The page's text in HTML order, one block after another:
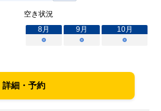
空き状況
8月 9月 10月
○
○ ○
詳細・予約